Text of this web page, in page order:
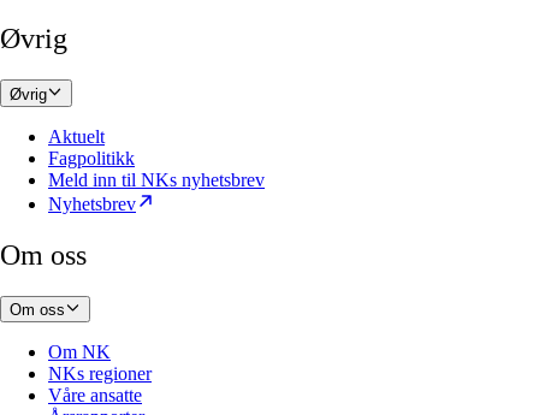
Øvrig
Øvrig
Aktuelt
Fagpolitikk
Meld inn til NKs nyhetsbrev
Nyhetsbrev
Om oss
Om oss
Om NK
NKs regioner
Våre ansatte